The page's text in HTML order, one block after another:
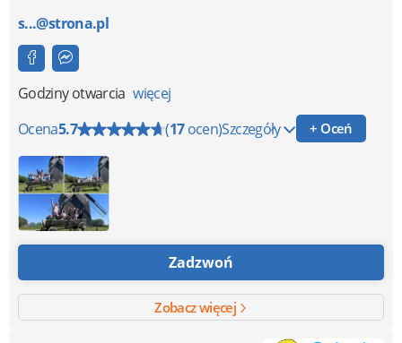
s...@strona.pl
Godziny otwarcia więcej
Ocena5.7 (17ocen)Szczegóły + Oceń
Zadzwoń
Zobacz więcej